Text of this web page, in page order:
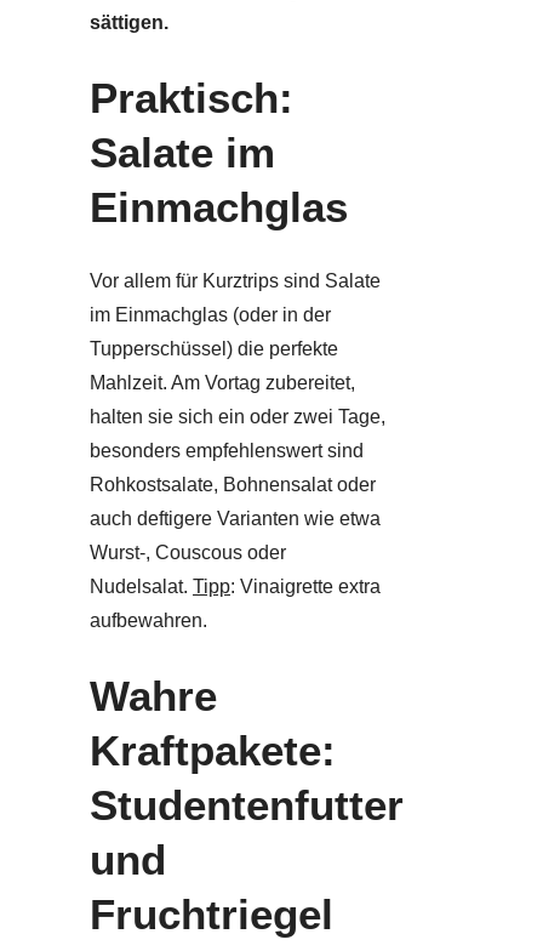
sättigen.
Praktisch:
Salate im
Einmachglas
Vor allem für Kurztrips sind Salate
im Einmachglas (oder in der
Tupperschüssel) die perfekte
Mahlzeit. Am Vortag zubereitet,
halten sie sich ein oder zwei Tage,
besonders empfehlenswert sind
Rohkostsalate, Bohnensalat oder
auch deftigere Varianten wie etwa
Wurst-, Couscous oder
Nudelsalat. Tipp: Vinaigrette extra
aufbewahren.
Wahre
Kraftpakete:
Studentenfutter
und
Fruchtriegel